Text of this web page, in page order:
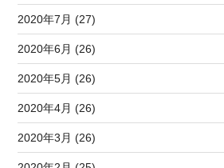
2020年7月 (27)
2020年6月 (26)
2020年5月 (26)
2020年4月 (26)
2020年3月 (26)